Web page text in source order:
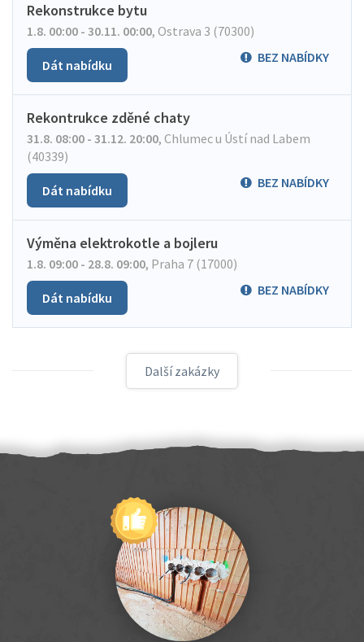
Rekonstrukce bytu
1.8. 00:00 - 30.11. 00:00, Ostrava 3 (70300)
BEZ NABÍDKY
Dát nabídku
Rekontrukce zděné chaty
31.8. 08:00 - 31.12. 20:00, Chlumec u Ústí nad Labem
(40339)
BEZ NABÍDKY
Dát nabídku
Výměna elektrokotle a bojleru
1.8. 09:00 - 28.8. 09:00, Praha 7 (17000)
BEZ NABÍDKY
Dát nabídku
Další zakázky